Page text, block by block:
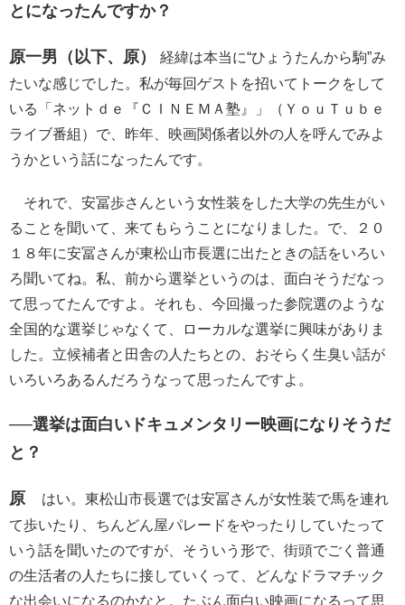
とになったんですか？
原一男（以下、原） 経緯は本当に“ひょうたんから駒”み
たいな感じでした。私が毎回ゲストを招いてトークをして
いる「ネットｄｅ『ＣＩＮＥＭＡ塾』」（ＹｏｕＴｕｂｅ
ライブ番組）で、昨年、映画関係者以外の人を呼んでみよ
うかという話になったんです。
それで、安冨歩さんという女性装をした大学の先生がい
ることを聞いて、来てもらうことになりました。で、２０
１８年に安冨さんが東松山市長選に出たときの話をいろい
ろ聞いてね。私、前から選挙というのは、面白そうだなっ
て思ってたんですよ。それも、今回撮った参院選のような
全国的な選挙じゃなくて、ローカルな選挙に興味がありま
した。立候補者と田舎の人たちとの、おそらく生臭い話が
いろいろあるんだろうなって思ったんですよ。
──選挙は面白いドキュメンタリー映画になりそうだ
と？
原
はい。東松山市長選では安冨さんが女性装で馬を連れ
て歩いたり、ちんどん屋パレードをやったりしていたって
いう話を聞いたのですが、そういう形で、街頭でごく普通
の生活者の人たちに接していくって、どんなドラマチック
な出会いになるのかなと。たぶん面白い映画になるって思